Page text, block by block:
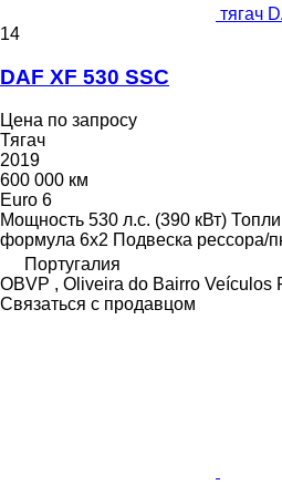
тягач
14
DAF XF 530 SSC
Цена по запросу
Тягач
2019
600 000 км
Euro 6
Мощность 530 л.с. (390 кВт)
формула 6x2 Подвеска рессора/
Португалия
OBVP , Oliveira do Bairro Veículos
Связаться с продавцом